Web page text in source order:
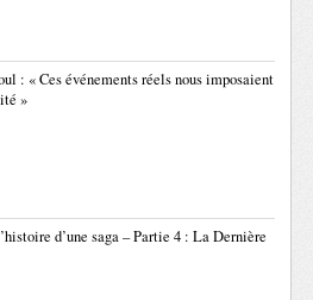
: « Ces événements réels nous imposaient
»
d’une saga – Partie 4 : La Dernière